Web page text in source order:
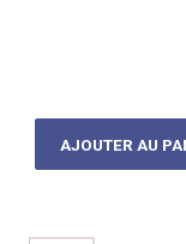
AJOUTER AU